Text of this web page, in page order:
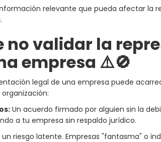
relevante que pueda afectar la
no validar la
empresa ⚠️🚫
legal de una empresa puede
Un acuerdo firmado por alguien sin la
a tu empresa sin respaldo jurídico.
un riesgo latente. Empresas "fantasma" o